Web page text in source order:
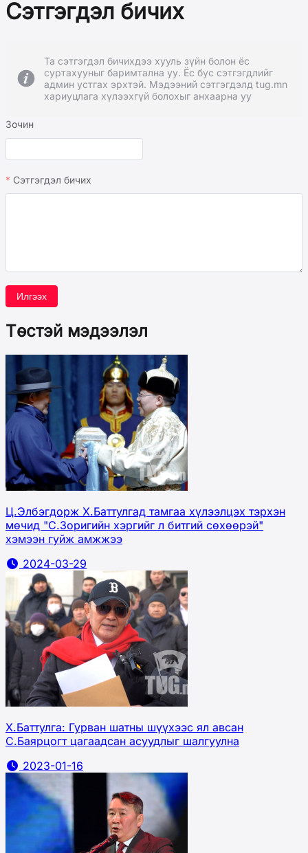
Сэтгэгдэл бичих
Та сэтгэгдэл бичихдээ хууль зүйн болон ёс
суртахууныг баримтална уу. Ёс бус сэтгэгдлийг
админ устгах эрхтэй. Мэдээний сэтгэгдэлд tug.mn
хариуцлага хүлээхгүй болохыг анхаарна уу
Зочин
Сэтгэгдэл бичих
Илгээх
Төстэй мэдээлэл
Ц.Элбэгдорж Х.Баттулгад тамгаа хүлээлцэх тэрхэн
мөчид "С.Зоригийн хэргийг л битгий сөхөөрэй"
хэмээн гуйж амжжээ
2024-03-29
Х.Баттулга: Гурван шатны шүүхээс ял авсан
С.Баярцогт цагаадсан асуудлыг шалгуулна
2023-01-16